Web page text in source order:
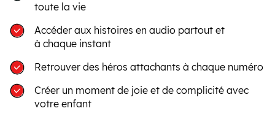
toute la vie
Accéder aux histoires en audio partout et
à chaque instant
Retrouver des héros attachants à chaque numéro
Créer un moment de joie et de complicité avec
votre enfant